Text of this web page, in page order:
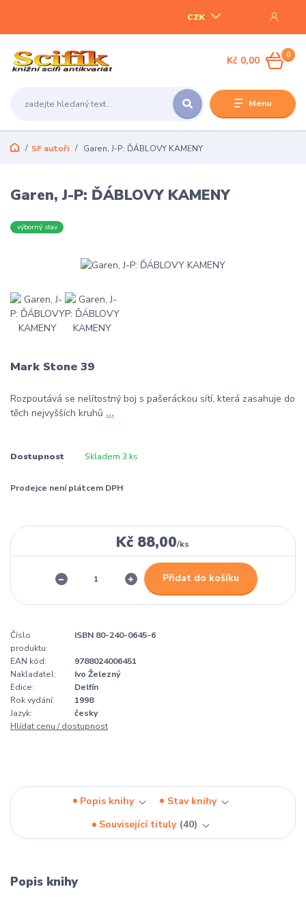
Menu
CZK
0
Kč 0,00
SF autoři Garen, J-P: ĎÁBLOVY KAMENY
Garen, J-P: ĎÁBLOVY KAMENY
výborný stav
Mark Stone 39
Rozpoutává se nelítostný boj s pašeráckou sítí, která zasahuje do
těch nejvyšších kruhů ...
Dostupnost Skladem 3 ks
Prodejce není plátcem DPH
Kč 88,00/ks
Přidat do košíku
Číslo
produktu:
ISBN 80-240-0645-6
EAN kód:
9788024006451
Nakladatel:
Ivo Železný
Edice:
Delfín
Rok vydání:
1998
Jazyk:
česky
Hlídat cenu / dostupnost
Popis knihy
Stav knihy
Související tituly 40
Popis knihy